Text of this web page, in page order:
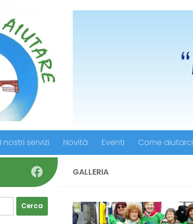
I nostri servizi Novità Eventi Come aiutarci
GALLERIA